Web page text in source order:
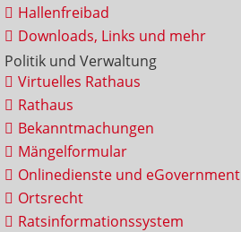
Hallenfreibad
Downloads, Links und mehr
Politik und Verwaltung
Virtuelles Rathaus
Rathaus
Bekanntmachungen
Mängelformular
Onlinedienste und eGovernment
Ortsrecht
Ratsinformationssystem